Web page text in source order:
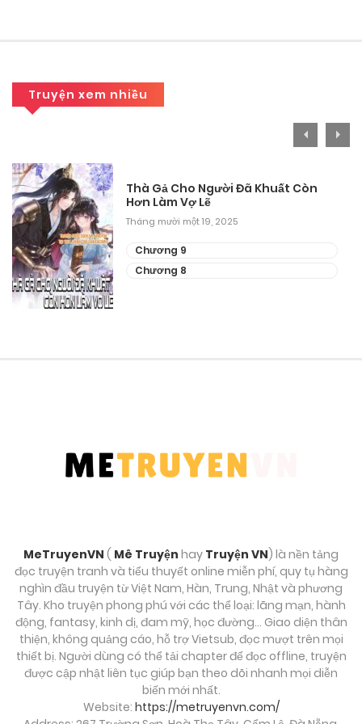
Tháng mười một 15, 2025
Chương 1
Truyện xem nhiều
Thà Gả Cho Người Đã Khuất Còn
Hơn Làm Vợ Lẽ
Tháng mười một 19, 2025
Chương 9
Chương 8
MeTruyenVN ( Mê Truyện hay Truyện VN) là nền tảng
đọc truyện tranh và tiểu thuyết online miễn phí, quy tụ hàng
nghìn đầu truyện từ Việt Nam, Hàn, Trung, Nhật và phương
Tây. Kho truyện phong phú với các thể loại: lãng mạn, hành
động, fantasy, kinh dị, đam mỹ, học đường… Giao diện thân
thiện, không quảng cáo, hỗ trợ Vietsub, đọc mượt trên mọi
thiết bị. Người dùng có thể tải chapter để đọc offline, truyện
được cập nhật liên tục giúp bạn theo dõi nhanh mọi diễn
biến mới nhất.
Website: https://metruyenvn.com/